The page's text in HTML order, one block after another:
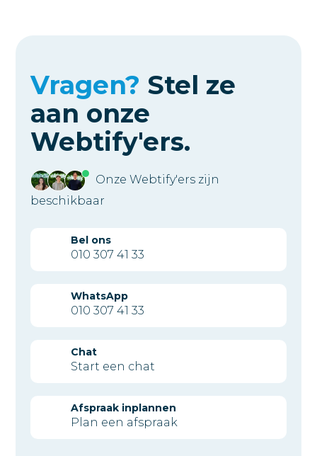
Vragen? Stel ze
aan onze
Webtify'ers.
Onze Webtify'ers zijn
beschikbaar
Bel ons
010 307 41 33
WhatsApp
010 307 41 33
Chat
Start een chat
Afspraak inplannen
Plan een afspraak